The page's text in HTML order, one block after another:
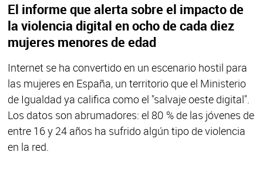
El informe que alerta sobre el impacto de
la violencia digital en ocho de cada diez
mujeres menores de edad
Internet se ha convertido en un escenario hostil para
las mujeres en España, un territorio que el Ministerio
de Igualdad ya califica como el "salvaje oeste digital".
Los datos son abrumadores: el 80 % de las jóvenes de
entre 16 y 24 años ha sufrido algún tipo de violencia
en la red.